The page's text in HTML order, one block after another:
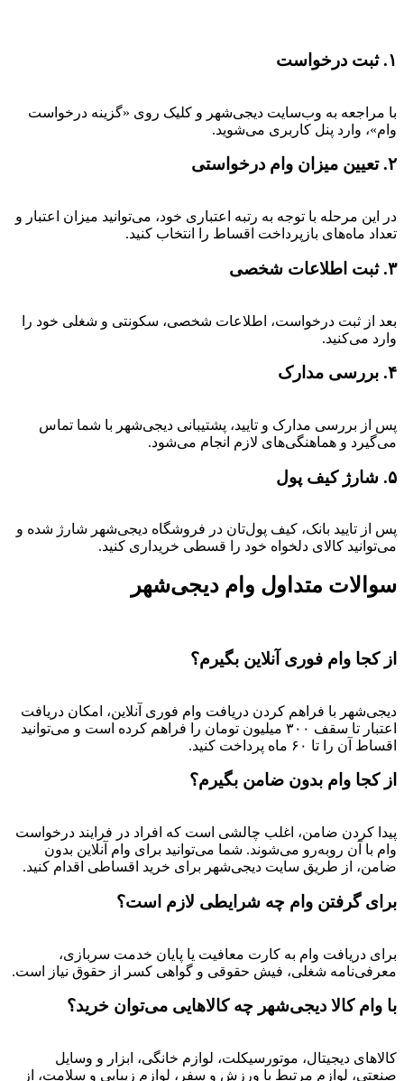
۱. ثبت درخواست
با مراجعه به وب‌سایت دیجی‌شهر و کلیک روی «گزینه درخواست
وام»، وارد پنل کاربری می‌شوید.
۲. تعیین میزان وام درخواستی
در این مرحله با توجه به رتبه اعتباری خود، می‌توانید میزان اعتبار و
تعداد ماه‌های بازپرداخت اقساط را انتخاب کنید.
۳. ثبت اطلاعات شخصی
بعد از ثبت درخواست، اطلاعات شخصی، سکونتی و شغلی خود را
وارد می‌کنید.
۴. بررسی مدارک
پس از بررسی مدارک و تایید، پشتیبانی دیجی‌شهر با شما تماس
می‌گیرد و هماهنگی‌های لازم انجام می‌شود.
۵. شارژ کیف پول
پس از تایید بانک، کیف پول‌تان در فروشگاه دیجی‌شهر شارژ شده و
می‌توانید کالای دلخواه خود را قسطی خریداری کنید.
سوالات متداول وام دیجی‌شهر
از کجا وام فوری آنلاین بگیرم؟
دیجی‌شهر با فراهم کردن دریافت وام فوری آنلاین، امکان دریافت
اعتبار تا سقف ۳۰۰ میلیون تومان را فراهم کرده است و می‌توانید
اقساط آن را تا ۶۰ ماه پرداخت کنید.
از کجا وام بدون ضامن بگیرم؟
پیدا کردن ضامن، اغلب چالشی است که افراد در فرایند درخواست
وام با آن روبه‌رو می‌شوند. شما می‌توانید برای وام آنلاین بدون
ضامن، از طریق سایت دیجی‌شهر برای خرید اقساطی اقدام کنید.
برای گرفتن وام چه شرایطی لازم است؟
برای دریافت وام به کارت معافیت یا پایان خدمت سربازی،
معرفی‌نامه شغلی، فیش حقوقی و گواهی کسر از حقوق نیاز است.
با وام کالا دیجی‌شهر چه کالاهایی می‌توان خرید؟
کالاهای دیجیتال، موتورسیکلت، لوازم خانگی، ابزار و وسایل
صنعتی، لوازم مرتبط با ورزش و سفر، لوازم زیبایی و سلامت، از